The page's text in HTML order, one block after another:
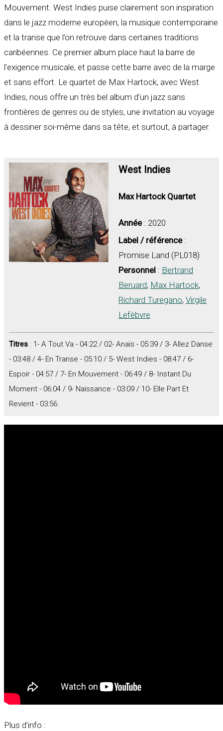
Mouvement. West Indies puise clairement son inspiration
dans le jazz moderne européen, la musique contemporaine
et la transe que l’on retrouve dans certaines traditions
caribéennes. Ce premier album place haut la barre de
l’exigence musicale, et passe cette barre avec de la marge
et sans effort. Le quartet de Max Hartock, avec West
Indies, nous offre un très bel album d’un jazz sans
frontières de genres ou de styles, une invitation au voyage
à dessiner soi-même dans sa tête, et surtout, à partager.
West Indies
Max Hartock Quartet
Année: 2020
Label / référence:
Promise Land (PL018)
Personnel : Bertrand
Beruard, Max Hartock,
Richard Turegano, Virgile
Lefèbvre
Titres : 1- A Tout Va - 04:22 / 02- Anaïs - 05:39 / 3- Allez Danse
- 03:48 / 4- En Transe - 05:10 / 5- West Indies - 08:47 / 6-
Espoir - 04:57 / 7- En Mouvement - 06:49 / 8- Instant Du
Moment - 06:04 / 9- Naissance - 03:09 / 10- Elle Part Et
Revient - 03:56
Plus d’info :